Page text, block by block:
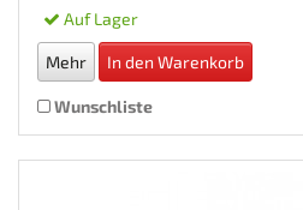
Auf Lager
Mehr In den Warenkorb
Wunschliste